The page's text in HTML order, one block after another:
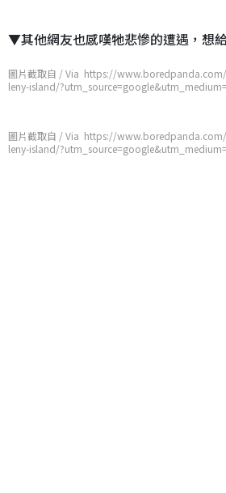
▼其他網友也感嘆牠悲慘的遭遇，想
圖片截取自 / Via https://
leny-island/
圖片截取自 / Via https://
leny-island/